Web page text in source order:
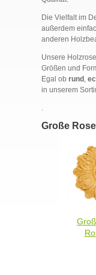
Die Vielfalt im
außerdem
anderen
Unsere
Größen und
Egal ob rund ,
in unserem
.
Große